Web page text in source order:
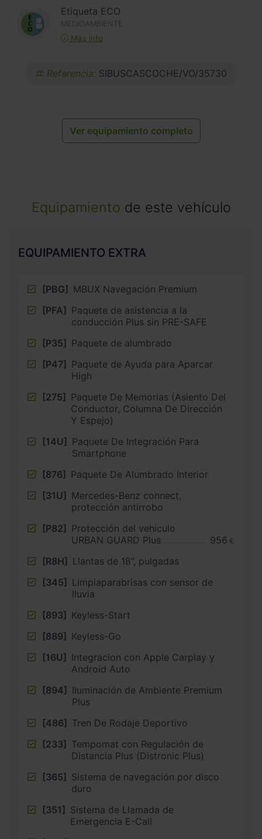
Etiqueta ECO
MEDIOAMBIENTE
Más info
Referencia: SIBUSCASCOCHE/VO/35730
Ver equipamiento completo
Equipamiento de este vehículo
EQUIPAMIENTO EXTRA
[PBG] MBUX Navegación Premium
[PFA] Paquete de asistencia a la
conducción Plus sin PRE-SAFE
[P35] Paquete de alumbrado
[P47] Paquete de Ayuda para Aparcar
High
[275] Paquete De Memorias (Asiento Del
Conductor, Columna De Dirección
Y Espejo)
[14U] Paquete De Integración Para
Smartphone
[876] Paquete De Alumbrado Interior
[31U] Mercedes-Benz connect,
protección antirrobo
[P82] Protección del vehículo
URBAN GUARD Plus
956 €
[R8H]
Llantas de 18”, pulgadas
[345] Limpiaparabrisas con sensor de
lluvia
[893] Keyless-Start
[889] Keyless-Go
[16U] Integracion con Apple Carplay y
Android Auto
[894] Iluminación de Ambiente Premium
Plus
[486] Tren De Rodaje Deportivo
[233] Tempomat con Regulación de
Distancia Plus (Distronic Plus)
[365] Sistema de navegación por disco
duro
[351] Sistema de Llamada de
Emergencia E-Call